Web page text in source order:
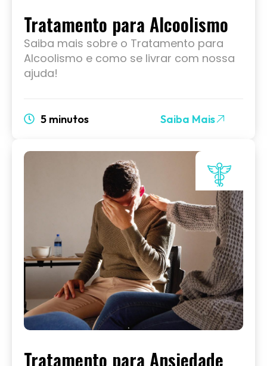
Tratamento para Alcoolismo
Saiba mais sobre o Tratamento para
Alcoolismo e como se livrar com nossa
ajuda!
5 minutos Saiba Mais
Tratamento para Ansiedade